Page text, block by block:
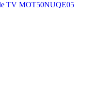
TV MOT50NUQE05